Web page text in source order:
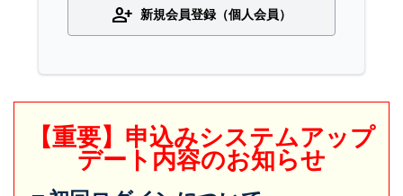
person_add 新規会員登録（個人会員）
【重要】申込みシステムアップ
デート内容のお知らせ